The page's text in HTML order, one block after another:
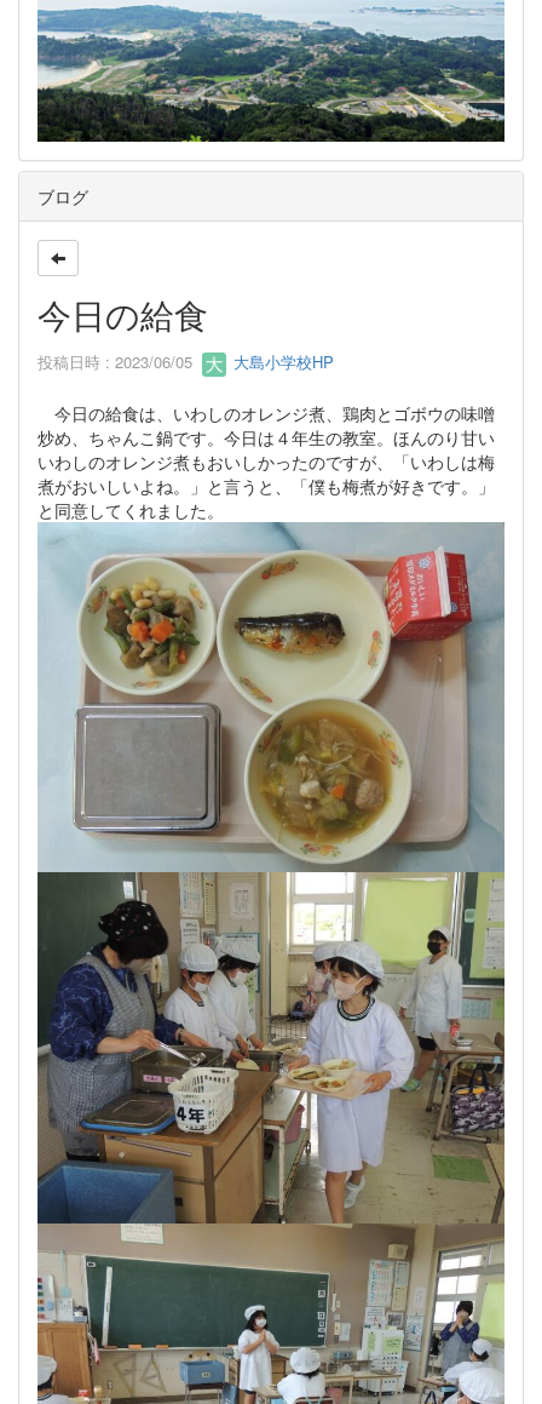
ブログ
今日の給食
投稿日時 : 2023/06/05 大島小学校HP
今日の給食は、いわしのオレンジ煮、鶏肉とゴボウの味噌
炒め、ちゃんこ鍋です。今日は４年生の教室。ほんのり甘い
いわしのオレンジ煮もおいしかったのですが、「いわしは梅
煮がおいしいよね。」と言うと、「僕も梅煮が好きです。」
と同意してくれました。